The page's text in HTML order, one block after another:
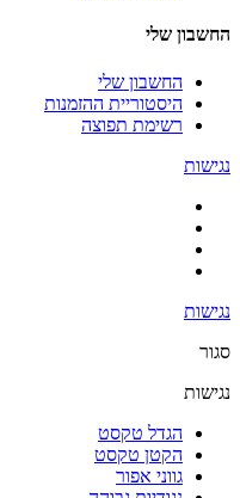
החשבון שלי
החשבון שלי
היסטוריית ההזמנות
רשימת תפוצה
נגישות
נגישות
סגור
נגישות
הגדל טקסט
הקטן טקסט
גווני אפור